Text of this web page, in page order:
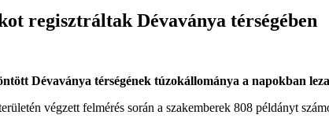
regisztráltak Dévaványa térségében
Dévaványa térségének túzokállománya a napokban
végzett felmérés során a szakemberek 808 példányt